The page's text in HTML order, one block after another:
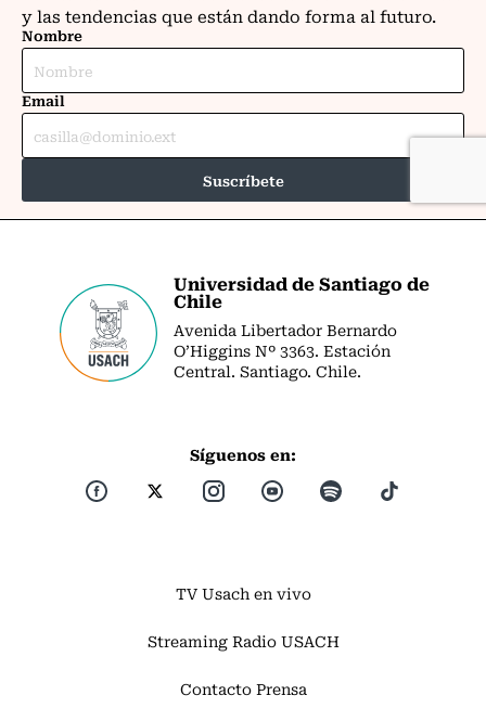
Universidad de Santiago de
Chile
Avenida Libertador Bernardo
O’Higgins Nº 3363. Estación
Central. Santiago. Chile.
Síguenos en:
TV Usach en vivo
Streaming Radio USACH
Contacto Prensa